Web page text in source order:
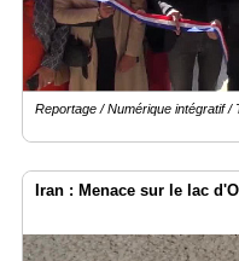
Reportage / Numérique intégratif /
Iran : Menace sur le lac